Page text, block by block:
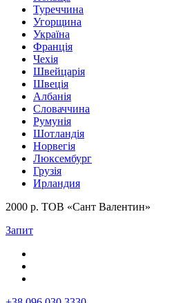
Туреччина
Угорщина
Україна
Франція
Чехія
Швейцарія
Швеція
Албанія
Словаччина
Румунія
Шотландія
Норвегія
Люксембург
Грузія
Ирландия
2000 р. ТОВ «Сант Валентин»
Запит